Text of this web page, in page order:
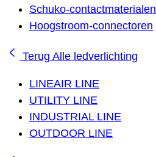
Schuko-contactmaterialen
Hoogstroom-connectoren
Terug Alle ledverlichting
LINEAIR LINE
UTILITY LINE
INDUSTRIAL LINE
OUTDOOR LINE